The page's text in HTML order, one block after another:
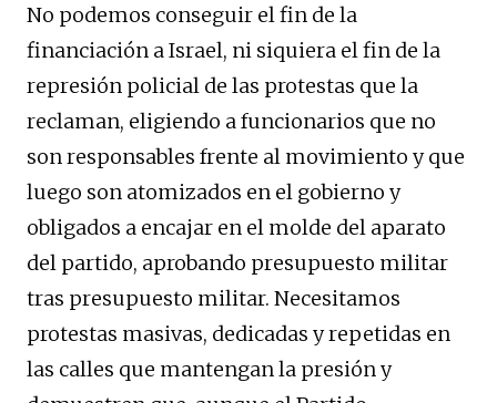
No podemos conseguir el fin de la
financiación a Israel, ni siquiera el fin de la
represión policial de las protestas que la
reclaman, eligiendo a funcionarios que no
son responsables frente al movimiento y que
luego son atomizados en el gobierno y
obligados a encajar en el molde del aparato
del partido, aprobando presupuesto militar
tras presupuesto militar. Necesitamos
protestas masivas, dedicadas y repetidas en
las calles que mantengan la presión y